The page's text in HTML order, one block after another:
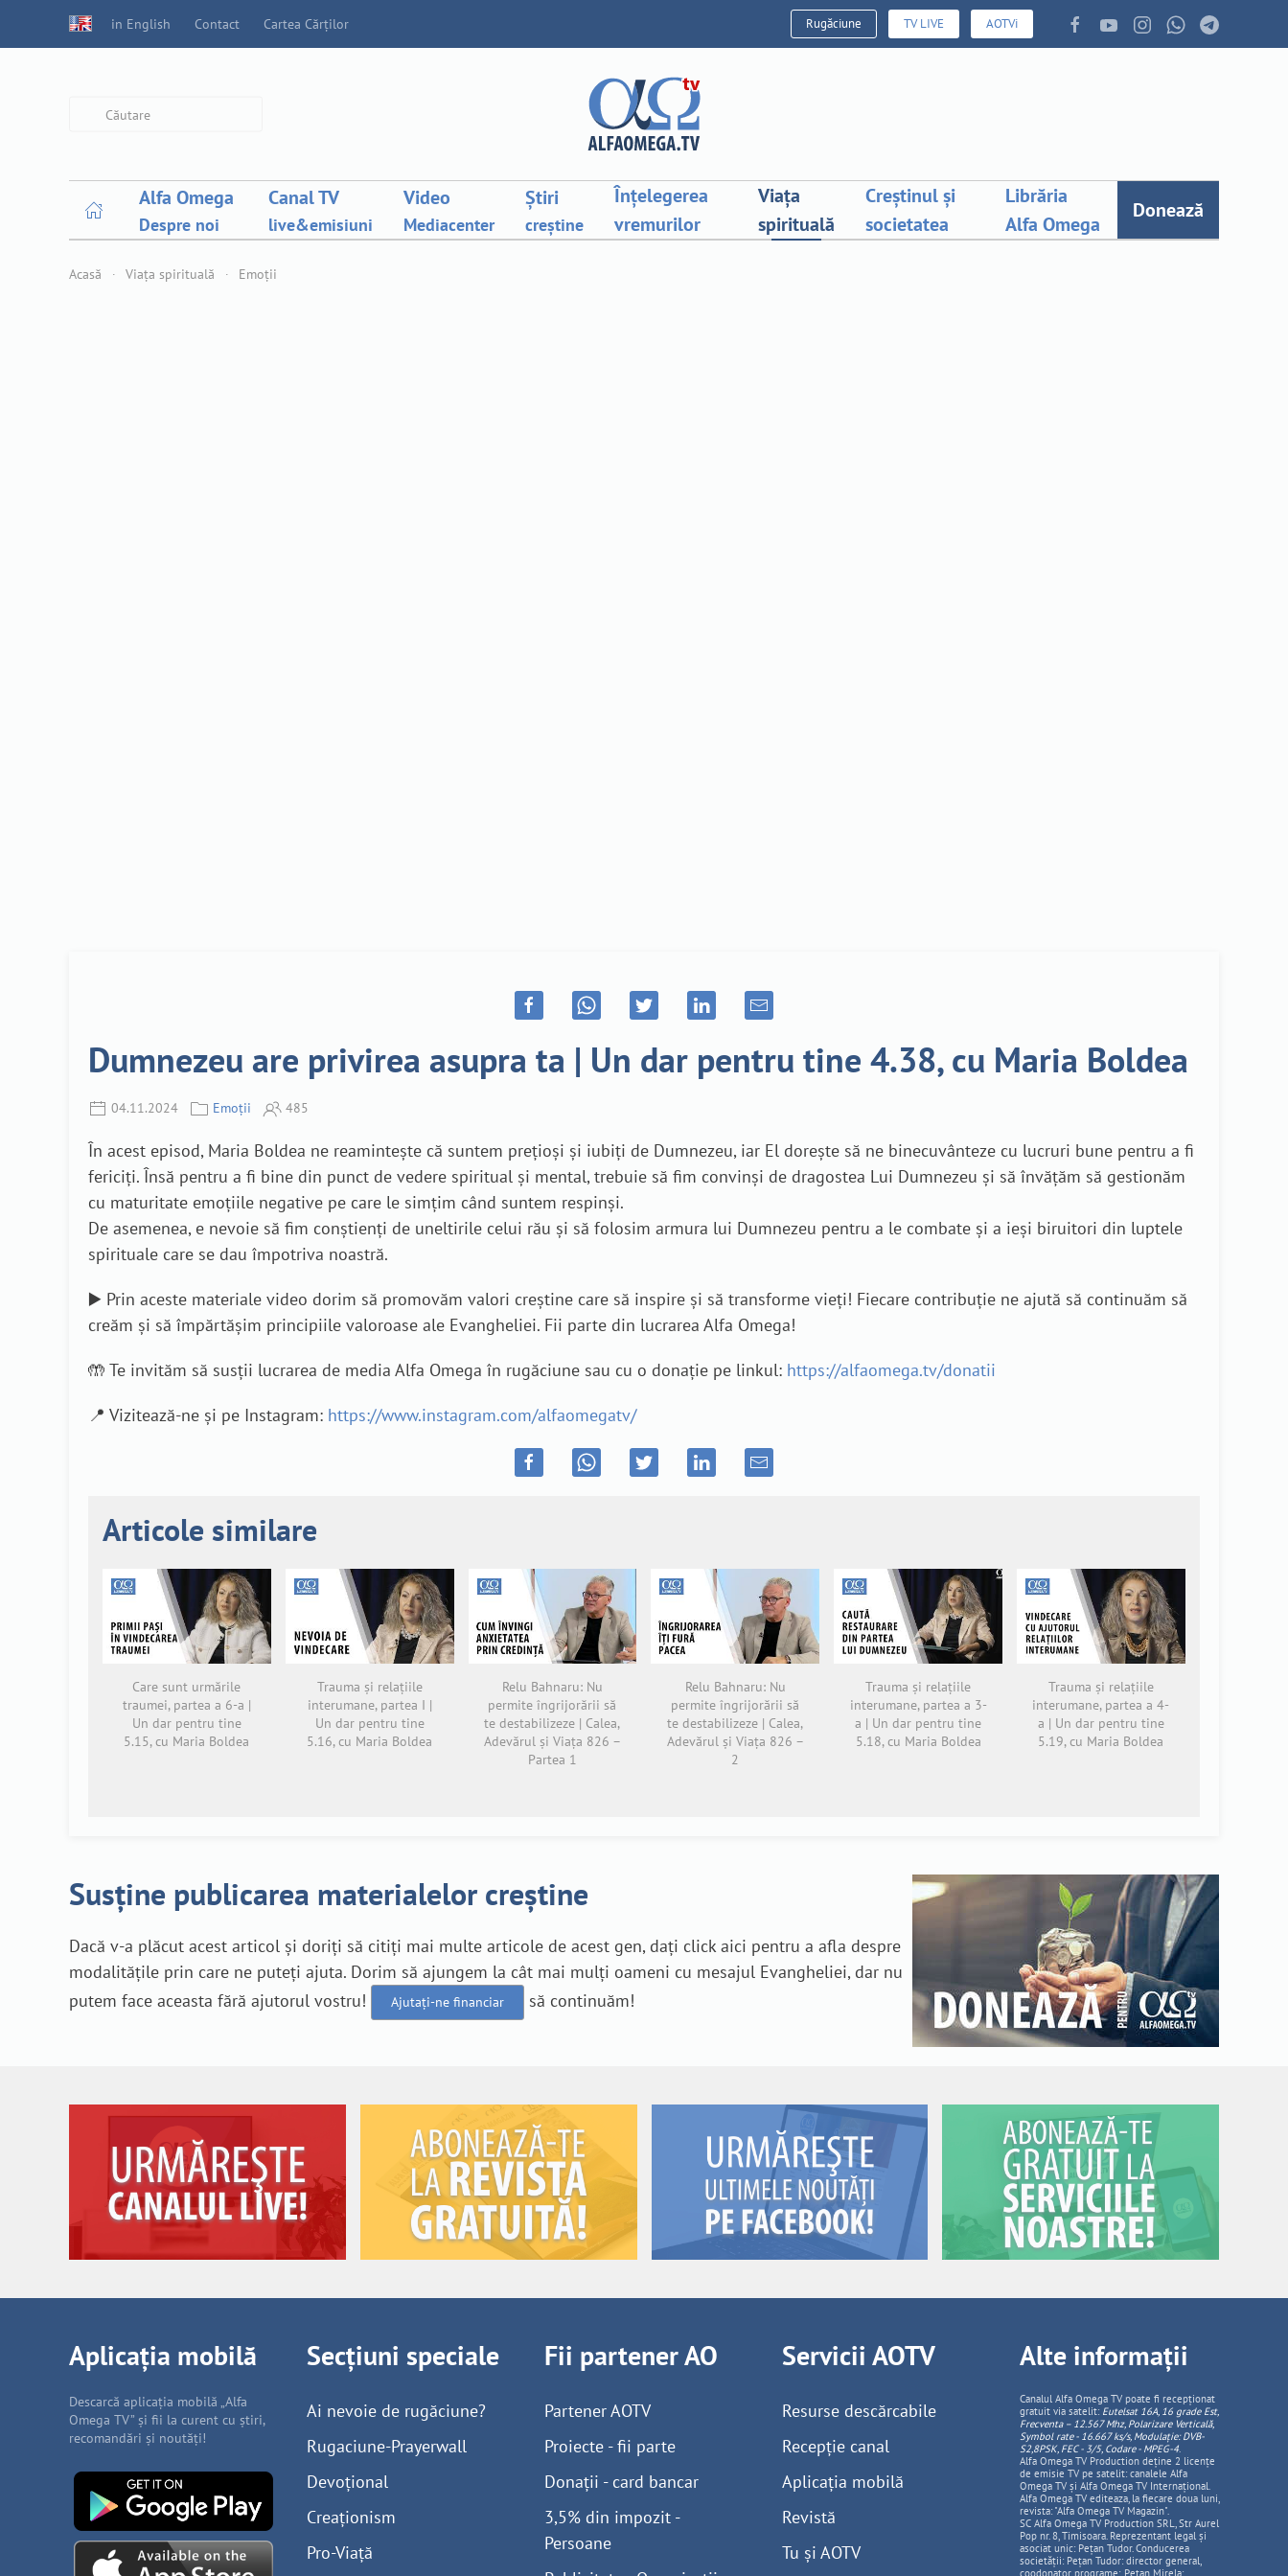
in English Contact Cartea Cărților Rugăciune TV LIVE AOTVi
Alfa Omega
Despre noi
Canal TV
live&emisiuni
Video
Mediacenter
Știri
creștine
Înțelegerea
vremurilor
Viața
spirituală
Creștinul și
societatea
Librăria
Alfa Omega
Donează
Acasă Viața spirituală Emoții
Dumnezeu are privirea asupra ta | Un dar pentru tine 4.38, cu Maria Boldea
04.11.2024 Emoții 485
În acest episod, Maria Boldea ne reamintește că suntem prețioși și iubiți de Dumnezeu, iar El dorește să ne binecuvânteze cu lucruri bune pentru a fi
fericiți. Însă pentru a fi bine din punct de vedere spiritual și mental, trebuie să fim convinși de dragostea Lui Dumnezeu și să învățăm să gestionăm
cu maturitate emoțiile negative pe care le simțim când suntem respinși.
De asemenea, e nevoie să fim conștienți de uneltirile celui rău și să folosim armura lui Dumnezeu pentru a le combate și a ieși biruitori din luptele
spirituale care se dau împotriva noastră.
▶️ Prin aceste materiale video dorim să promovăm valori creștine care să inspire și să transforme vieți! Fiecare contribuție ne ajută să continuăm să
creăm și să împărtășim principiile valoroase ale Evangheliei. Fii parte din lucrarea Alfa Omega!
🤲 Te invităm să susții lucrarea de media Alfa Omega în rugăciune sau cu o donație pe linkul: https://alfaomega.tv/donatii
📍 Vizitează-ne și pe Instagram: https://www.instagram.com/alfaomegatv/
Articole similare
Care sunt urmările
traumei, partea a 6-a |
Un dar pentru tine
5.15, cu Maria Boldea
Trauma și relațiile
interumane, partea I |
Un dar pentru tine
5.16, cu Maria Boldea
Relu Bahnaru: Nu
permite îngrijorării să
te destabilizeze | Calea,
Adevărul și Viața 826 –
Partea 1
Relu Bahnaru: Nu
permite îngrijorării să
te destabilizeze | Calea,
Adevărul și Viața 826 –
2
Trauma și relațiile
interumane, partea a 3-
a | Un dar pentru tine
5.18, cu Maria Boldea
Trauma și relațiile
interumane, partea a 4-
a | Un dar pentru tine
5.19, cu Maria Boldea
Susține publicarea materialelor creștine
Dacă v-a plăcut acest articol și doriți să citiți mai multe articole de acest gen, dați click aici pentru a afla despre
modalitățile prin care ne puteți ajuta. Dorim să ajungem la cât mai mulți oameni cu mesajul Evangheliei, dar nu
putem face aceasta fără ajutorul vostru!
Ajutați-ne financiar să continuăm!
Aplicația mobilă
Descarcă aplicația mobilă „Alfa
Omega TV” și fii la curent cu știri,
recomandări și noutăți!
Secțiuni speciale
Ai nevoie de rugăciune?
Rugaciune-Prayerwall
Devoțional
Creaționism
Pro-Viață
Fii partener AO
Partener AOTV
Proiecte - fii parte
Donații - card bancar
3,5% din impozit -
Persoane
Servicii AOTV
Resurse descărcabile
Recepție canal
Aplicația mobilă
Revistă
Tu și AOTV
Alte informații
Canalul Alfa Omega TV poate fi recepționat
gratuit via satelit: Eutelsat 16A, 16 grade Est,
Frecventa – 12.567 Mhz, PolarizareVerticală,
Symbol rate - 16.667 ks/s, Modulație: DVB-
S2,8PSK, FEC - 3/5, Codare - MPEG-4.
Alfa Omega TV Production deține 2 licențe
de emisie TV pe satelit: canalele Alfa
Omega TV și Alfa Omega TV Internațional.
Alfa Omega TV editeaza, la fiecare doua luni,
revista: "Alfa Omega TV Magazin".
SC Alfa Omega TV Production SRL, Str Aurel
Pop nr. 8, Timisoara. Reprezentant legal și
asociat unic: Pețan Tudor. Conducerea
societății: Pețan Tudor: director general,
coodonator programe; Pețan Mirela: